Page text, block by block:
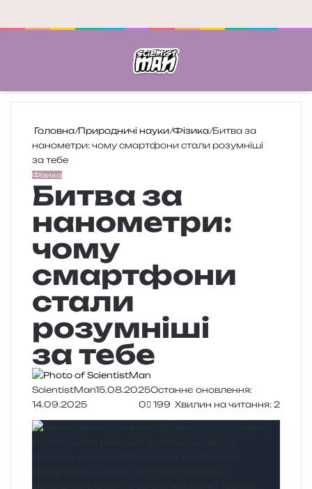
Головна/Природничі науки/Фізика/Битва за
нанометри: чому смартфони стали розумніші
за тебе
Фізика
Битва за
нанометри:
чому
смартфони
стали
розумніші
за тебе
ScientistMan15.08.2025Останнє оновлення:
14.09.2025
0 199 Хвилин на читання: 2